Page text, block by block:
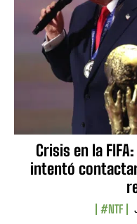
Crisis en la
intentó
#NTF